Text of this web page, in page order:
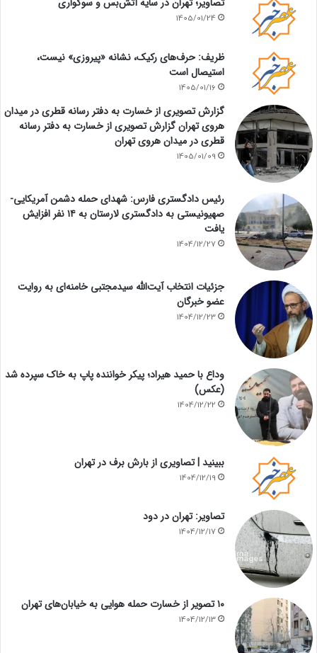
1405/01/24
ظریف: حرف‌های رکیک، نشانه «پیروزی» نیست،
استیصال است
1405/01/16
گزارش تصویری از خسارت به دفتر رسانه قطری در میدان
هروی تهران گزارش تصویری از خسارت به دفتر رسانه
قطری در میدان هروی تهران
1405/01/09
رئیس دادگستری فارس: شهدای حمله دشمن آمریکایی-
صهیونیستی به دادگستری لارستان به ۱۴ نفر افزایش
یافت
1404/12/27
جزئیات انتخاب آیت‌الله سیدمجتبی خامنه‌ای به روایت
عضو خبرگان
1404/12/23
وداع با حمید هیراد؛ پیکر خواننده پاپ به خاک سپرده شد
(عکس)
1404/12/22
ببینید | تصاویری از بارش برف در تهران
1404/12/19
تصاویر: تهران در دود
1404/12/17
۱۰ تصویر از خسارت حمله هوایی به خیابان‌های تهران
1404/12/13